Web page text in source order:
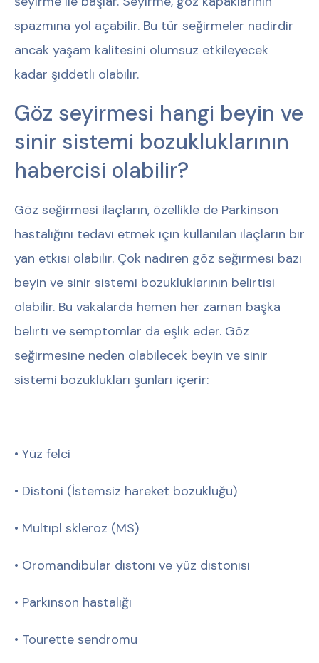
spazmına yol açabilir. Bu tür seğirmeler nadirdir
ancak yaşam kalitesini olumsuz etkileyecek
kadar şiddetli olabilir.
Göz seyirmesi hangi beyin ve
sinir sistemi bozukluklarının
habercisi olabilir?
Göz seğirmesi ilaçların, özellikle de Parkinson
hastalığını tedavi etmek için kullanılan ilaçların bir
yan etkisi olabilir. Çok nadiren göz seğirmesi bazı
beyin ve sinir sistemi bozukluklarının belirtisi
olabilir. Bu vakalarda hemen her zaman başka
belirti ve semptomlar da eşlik eder. Göz
seğirmesine neden olabilecek beyin ve sinir
sistemi bozuklukları şunları içerir:
• Yüz felci
• Distoni (İstemsiz hareket bozukluğu)
• Multipl skleroz (MS)
• Oromandibular distoni ve yüz distonisi
• Parkinson hastalığı
• Tourette sendromu